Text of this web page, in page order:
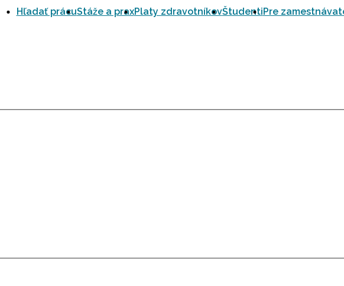
Hľadať prácuStáže a praxPlaty zdravotníkovŠtudentiPre